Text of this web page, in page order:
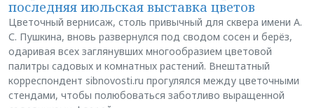
последняя июльская выставка цветов
Цветочный вернисаж, столь привычный для сквера имени А.
С. Пушкина, вновь развернулся под сводом сосен и берёз,
одаривая всех заглянувших многообразием цветовой
палитры садовых и комнатных растений. Внештатный
корреспондент sibnovosti.ru прогулялся между цветочными
стендами, чтобы полюбоваться заботливо выращенной